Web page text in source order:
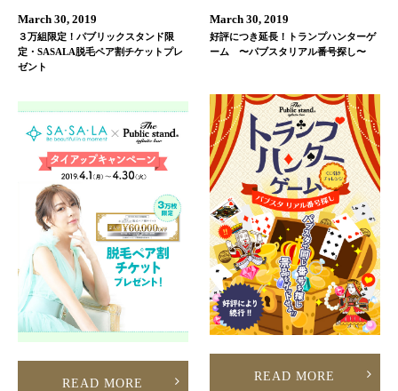
March 30, 2019
３万組限定！パブリックスタンド限
定・SASALA脱毛ペア割チケットプレ
ゼント
READ MORE
March 30, 2019
好評につき延長！トランプハンターゲ
ーム 〜パブスタリアル番号探し〜
READ MORE